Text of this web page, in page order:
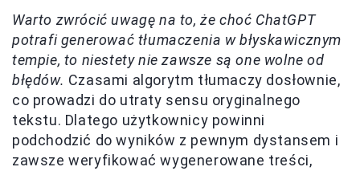
Warto zwrócić uwagę na to, że choć ChatGPT
potrafi generować tłumaczenia w błyskawicznym
tempie, to niestety nie zawsze są one wolne od
błędów. Czasami algorytm tłumaczy dosłownie,
co prowadzi do utraty sensu oryginalnego
tekstu. Dlatego użytkownicy powinni
podchodzić do wyników z pewnym dystansem i
zawsze weryfikować wygenerowane treści,